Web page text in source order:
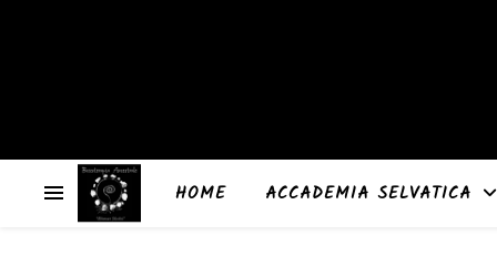
HOME ACCADEMIA SELVATICA